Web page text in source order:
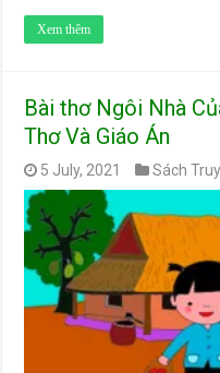
Xem thêm
Bài thơ Ngôi Nhà
Thơ Và Giáo Án
5 July, 2021 Sách